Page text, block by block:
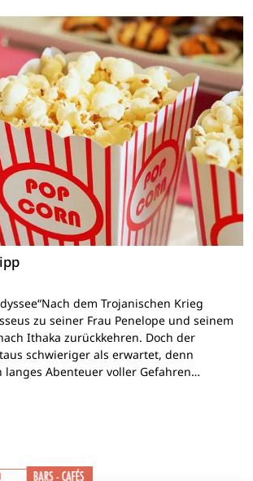
dem Trojanischen Krieg
zu seiner Frau Penelope und seinem
Ithaka zurückkehren. Doch der
schwieriger als erwartet, denn
langes Abenteuer voller Gefahren…